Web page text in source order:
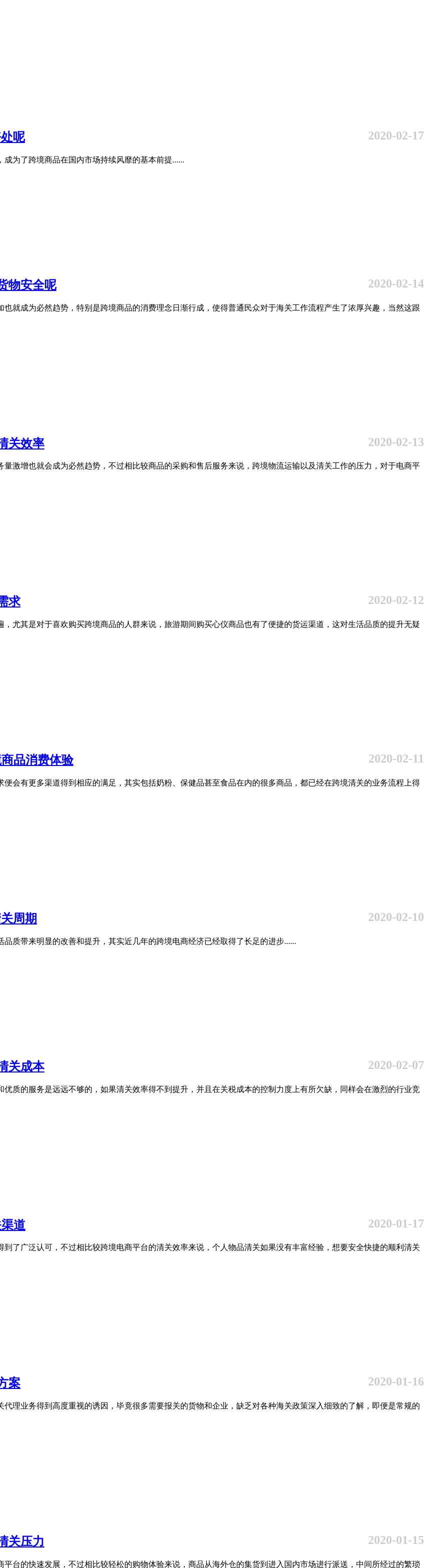
呢 2020-02-17
为了跨境商品在国内市场持续风靡的基本前提......
物安全呢 2020-02-14
就成为必然趋势，特别是跨境商品的消费理念日渐行成，使得普通民众对于海关工作流程产生了浓厚兴趣，当然这跟
关效率 2020-02-13
激增也就会成为必然趋势，不过相比较商品的采购和售后服务来说，跨境物流运输以及清关工作的压力，对于电商平
求 2020-02-12
尤其是对于喜欢购买跨境商品的人群来说，旅游期间购买心仪商品也有了便捷的货运渠道，这对生活品质的提升无疑
品消费体验 2020-02-11
会有更多渠道得到相应的满足，其实包括奶粉、保健品甚至食品在内的很多商品，都已经在跨境清关的业务流程上得
周期 2020-02-10
质带来明显的改善和提升，其实近几年的跨境电商经济已经取得了长足的进步......
关成本 2020-02-07
质的服务是远远不够的，如果清关效率得不到提升，并且在关税成本的控制力度上有所欠缺，同样会在激烈的行业竞
道 2020-01-17
了广泛认可，不过相比较跨境电商平台的清关效率来说，个人物品清关如果没有丰富经验，想要安全快捷的顺利清关
案 2020-01-16
理业务得到高度重视的诱因，毕竟很多需要报关的货物和企业，缺乏对各种海关政策深入细致的了解，即便是常规的
关压力 2020-01-15
台的快速发展，不过相比较轻松的购物体验来说，商品从海外仓的集货到进入国内市场进行派送，中间所经过的繁琐